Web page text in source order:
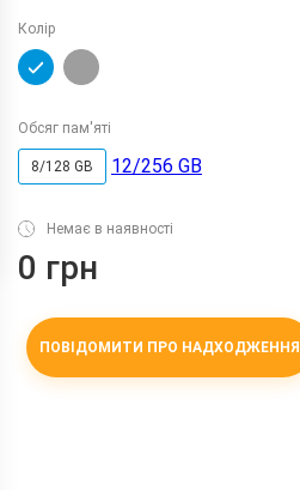
Колір
Обсяг пам'яті
8/128 GB 12/256 GB
Немає в наявності
0 грн
ПОВІДОМИТИ ПРО НАДХОДЖЕННЯ